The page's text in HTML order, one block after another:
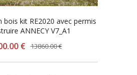
bois kit RE2020 avec permis
ANNECY V7_A1
€ 13860.00 €